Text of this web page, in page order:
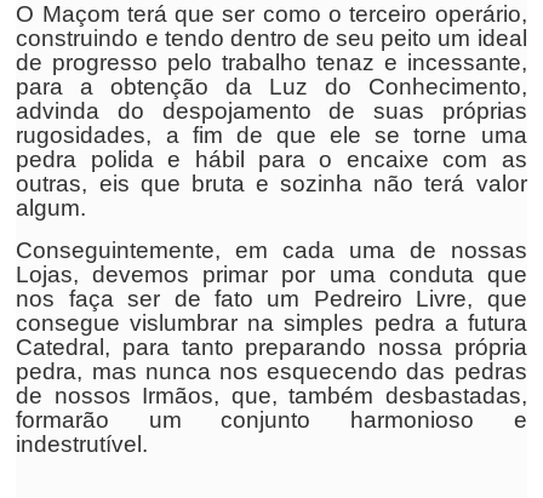
O Maçom terá que ser como o terceiro operário,
construindo e tendo dentro de seu peito um ideal
de progresso pelo trabalho tenaz e incessante,
para a obtenção da Luz do Conhecimento,
advinda do despojamento de suas próprias
rugosidades, a fim de que ele se torne uma
pedra polida e hábil para o encaixe com as
outras, eis que bruta e sozinha não terá valor
algum.
Conseguintemente, em cada uma de nossas
Lojas, devemos primar por uma conduta que
nos faça ser de fato um Pedreiro Livre, que
consegue vislumbrar na simples pedra a futura
Catedral, para tanto preparando nossa própria
pedra, mas nunca nos esquecendo das pedras
de nossos Irmãos, que, também desbastadas,
formarão um conjunto harmonioso e
indestrutível.